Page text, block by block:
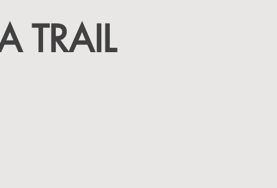
TRAIL